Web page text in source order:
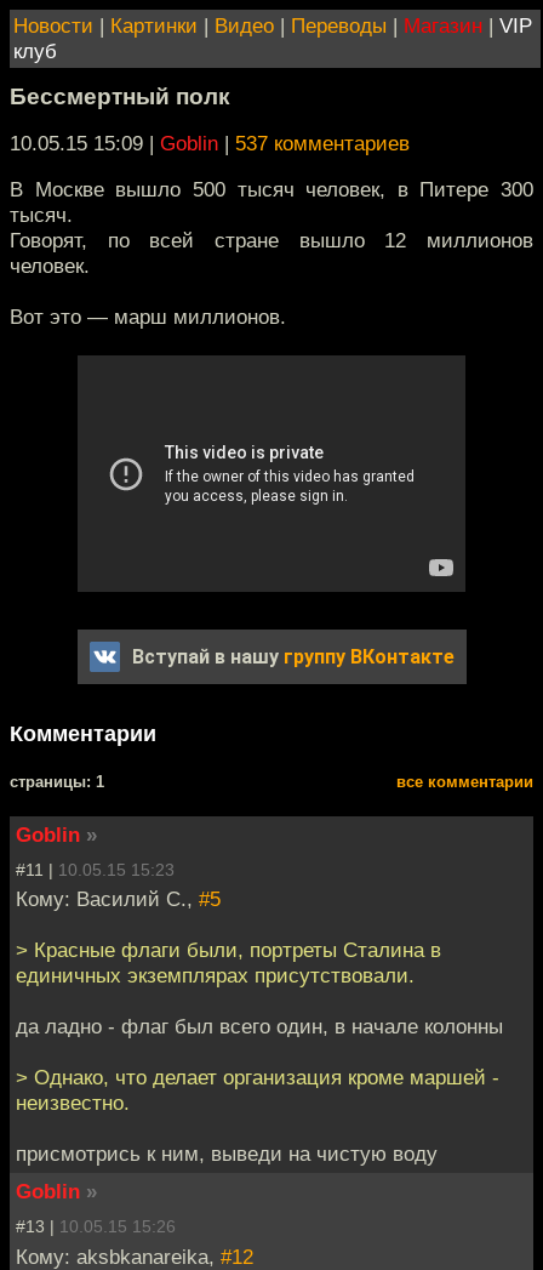
Новости | Картинки | Видео | Переводы | Магазин | VIP
клуб
Бессмертный полк
10.05.15 15:09 | Goblin | 537 комментариев
В Москве вышло 500 тысяч человек, в Питере 300
тысяч.
Говорят, по всей стране вышло 12 миллионов
человек.
Вот это — марш миллионов.
Вступай в нашу группу ВКонтакте
Комментарии
cтраницы: 1 все комментарии
Goblin »
#11 | 10.05.15 15:23
Кому: Василий С., #5
> Красные флаги были, портреты Сталина в
единичных экземплярах присутствовали.
да ладно - флаг был всего один, в начале колонны
> Однако, что делает организация кроме маршей -
неизвестно.
присмотрись к ним, выведи на чистую воду
Goblin »
#13 | 10.05.15 15:26
Кому: aksbkanareika, #12